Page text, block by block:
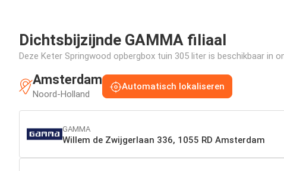
Dichtsbijzijnde GAMMA filiaal
Deze Keter Springwood opbergbox tuin 305 liter is beschikbaar in
Amsterdam
Noord-Holland
Automatisch lokaliseren
GAMMA
Willem de Zwijgerlaan 336, 1055 RD Amsterdam